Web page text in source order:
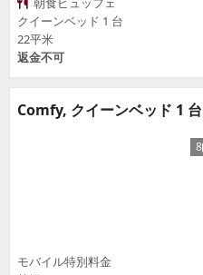
クイーンベッド 1 台
22平米
返金不可
Comfy, クイーンベッド 1 台
8
モバイル特別料金